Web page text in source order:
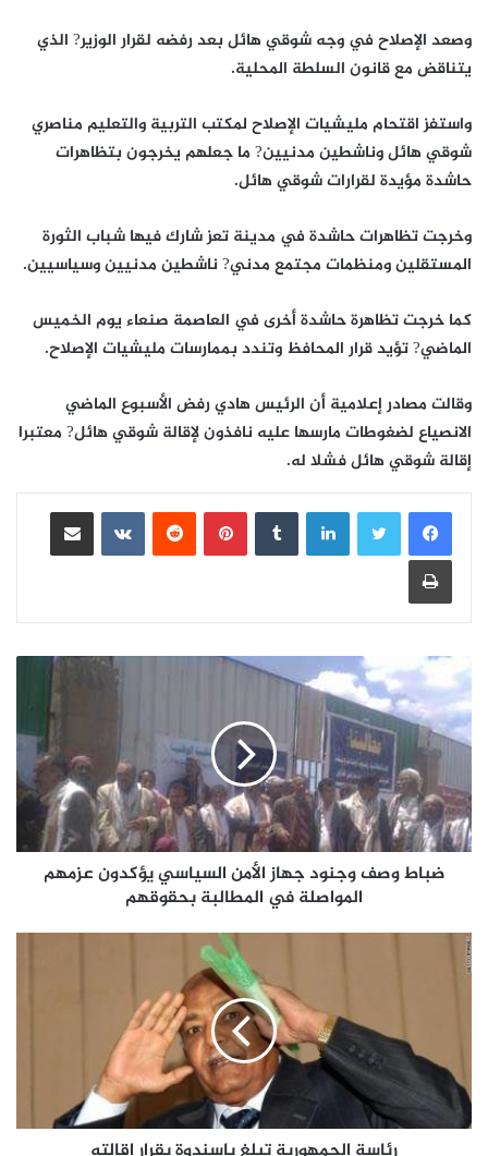
وصعد الإصلاح في وجه شوقي هائل بعد رفضه لقرار الوزير? الذي
يتناقض مع قانون السلطة المحلية.
واستفز اقتحام مليشيات الإصلاح لمكتب التربية والتعليم مناصري
شوقي هائل وناشطين مدنيين? ما جعلهم يخرجون بتظاهرات
حاشدة مؤيدة لقرارات شوقي هائل.
وخرجت تظاهرات حاشدة في مدينة تعز شارك فيها شباب الثورة
المستقلين ومنظمات مجتمع مدني? ناشطين مدنيين وسياسيين.
كما خرجت تظاهرة حاشدة أخرى في العاصمة صنعاء يوم الخميس
الماضي? تؤيد قرار المحافظ وتندد بممارسات مليشيات الإصلاح.
وقالت مصادر إعلامية أن الرئيس هادي رفض الأسبوع الماضي
الانصياع لضغوطات مارسها عليه نافذون لإقالة شوقي هائل? معتبرا
إقالة شوقي هائل فشلا له.
لينكدإن بينتيريست
مشاركة عبر البريد
طباعة
ضباط وصف وجنود جهاز الأمن السياسي يؤكدون عزمهم
المواصلة في المطالبة بحقوقهم